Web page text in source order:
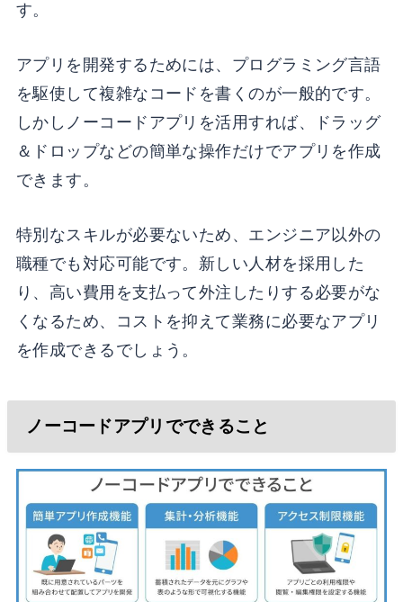
す。
アプリを開発するためには、プログラミング言語
を駆使して複雑なコードを書くのが一般的です。
しかしノーコードアプリを活用すれば、ドラッグ
＆ドロップなどの簡単な操作だけでアプリを作成
できます。
特別なスキルが必要ないため、エンジニア以外の
職種でも対応可能です。新しい人材を採用した
り、高い費用を支払って外注したりする必要がな
くなるため、コストを抑えて業務に必要なアプリ
を作成できるでしょう。
ノーコードアプリでできること